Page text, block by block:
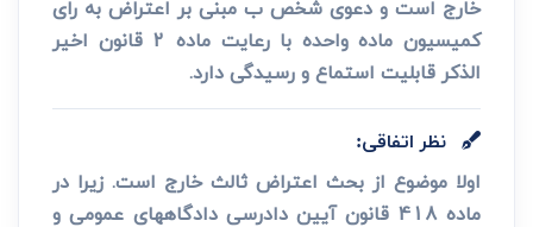
خارج است و دعوی شخص ب مبنی بر اعتراض به رای
کمیسیون ماده واحده با رعایت ماده 2 قانون اخیر
الذکر قابلیت استماع و رسیدگی دارد.
نظر اتفاقی:
اولا موضوع از بحث اعتراض ثالث خارج است. زیرا در
ماده 418 قانون آیین دادرسی دادگاههای عمومی و